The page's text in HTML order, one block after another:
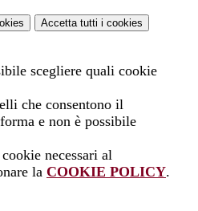
Accetta tutti i cookies
scegliere quali cookie
che consentono il
e non è possibile
necessari al
la COOKIE POLICY.